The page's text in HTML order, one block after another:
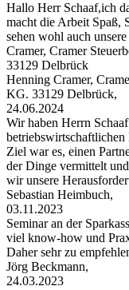
Hallo Herr Schaaf,ich
macht die Arbeit Spaß,
sehen wohl auch
Cramer, Cramer
33129 Delbrück
Henning Cramer,
KG. 33129 Delbrück,
24.06.2024
Wir haben Herrn
betriebswirtschaftlichen
Ziel war es, einen
der Dinge vermittelt
wir unsere
Sebastian Heimbuch,
03.11.2023
Seminar an der
viel know-how und
Daher sehr zu
Jörg Beckmann,
24.03.2023